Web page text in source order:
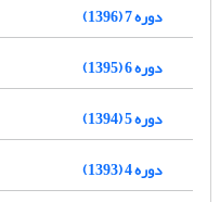
دوره 7 (1396)
دوره 6 (1395)
دوره 5 (1394)
دوره 4 (1393)